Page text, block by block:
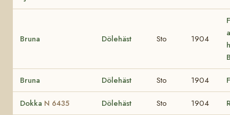
Bruna Dölehäst Sto 1904
Bruna Dölehäst Sto 1904
Dokka N 6435 Dölehäst Sto 1904